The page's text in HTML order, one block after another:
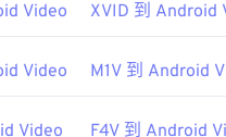
Video XVID 到 Android
Video M1V 到 Android
Video F4V 到 Android